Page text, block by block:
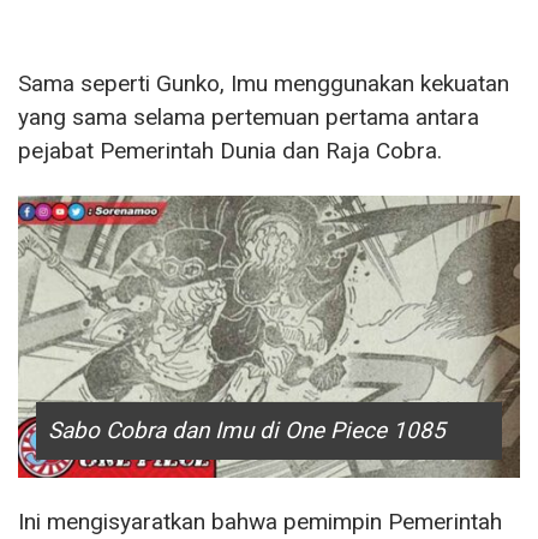
Sama seperti Gunko, Imu menggunakan kekuatan
yang sama selama pertemuan pertama antara
pejabat Pemerintah Dunia dan Raja Cobra.
Sabo Cobra dan Imu di One Piece 1085
Ini mengisyaratkan bahwa pemimpin Pemerintah